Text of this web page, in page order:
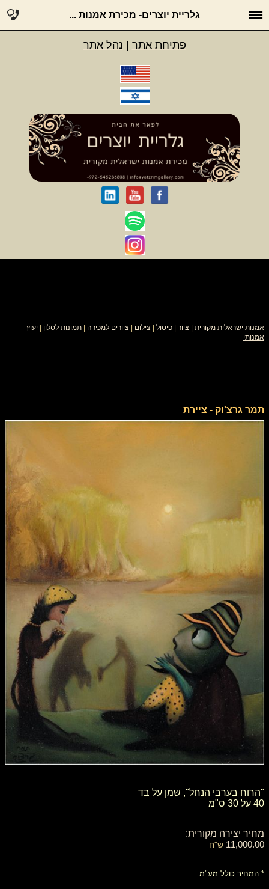
גלריית יוצרים- מכירת אמנות ...
פתיחת אתר נהל אתר
אמנות ישראלית מקורית ציור פיסול צילום ציורים למכירה תמונות לסלון
יעוץ
אמנותי
תמר גרצ'וק - ציירת
"הרוח בערבי הנחל", שמן על בד
40 על 30 ס"מ
מחיר יצירה מקורית:
11,000.00 ש"ח
* המחיר כולל מע"מ